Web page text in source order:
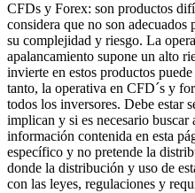
CFDs y Forex: son productos
considera que no son adecuados
su complejidad y riesgo. La
apalancamiento supone un alto
invierte en estos productos
tanto, la operativa en CFD´s y
todos los inversores. Debe estar
implican y si es necesario buscar
información contenida en esta
específico y no pretende la
donde la distribución y uso de
con las leyes, regulaciones y